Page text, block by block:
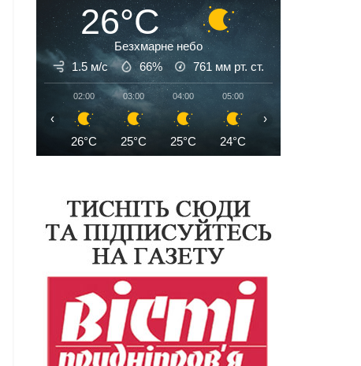
26°C
Безхмарне небо
1.5 м/с
66% 761 мм рт. ст.
02:00
26°C
03:00
25°C
04:00
25°C
05:00
24°C
‹ ›